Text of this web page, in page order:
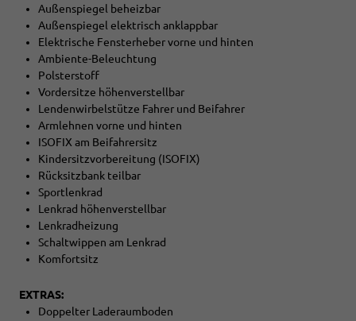
Außenspiegel beheizbar
Außenspiegel elektrisch anklappbar
Elektrische Fensterheber vorne und hinten
Ambiente-Beleuchtung
Polsterstoff
Vordersitze höhenverstellbar
Lendenwirbelstütze Fahrer und Beifahrer
Armlehnen vorne und hinten
ISOFIX am Beifahrersitz
Kindersitzvorbereitung (ISOFIX)
Rücksitzbank teilbar
Sportlenkrad
Lenkrad höhenverstellbar
Lenkradheizung
Schaltwippen am Lenkrad
Komfortsitz
EXTRAS:
Doppelter Laderaumboden